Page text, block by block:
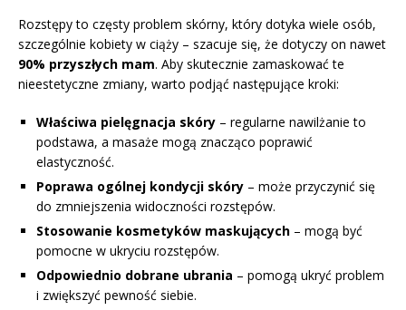
Rozstępy to częsty problem skórny, który dotyka wiele osób,
szczególnie kobiety w ciąży – szacuje się, że dotyczy on nawet
90% przyszłych mam. Aby skutecznie zamaskować te
nieestetyczne zmiany, warto podjąć następujące kroki:
Właściwa pielęgnacja skóry – regularne nawilżanie to
podstawa, a masaże mogą znacząco poprawić
elastyczność.
Poprawa ogólnej kondycji skóry – może przyczynić się
do zmniejszenia widoczności rozstępów.
Stosowanie kosmetyków maskujących – mogą być
pomocne w ukryciu rozstępów.
Odpowiednio dobrane ubrania – pomogą ukryć problem
i zwiększyć pewność siebie.